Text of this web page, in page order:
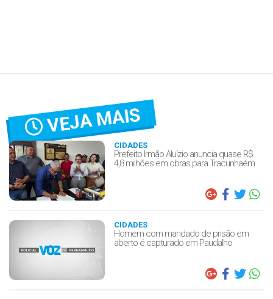
VEJA MAIS
CIDADES
Prefeito Irmão Aluízio anuncia quase R$
4,8 milhões em obras para Tracunhaém
CIDADES
Homem com mandado de prisão em
aberto é capturado em Paudalho